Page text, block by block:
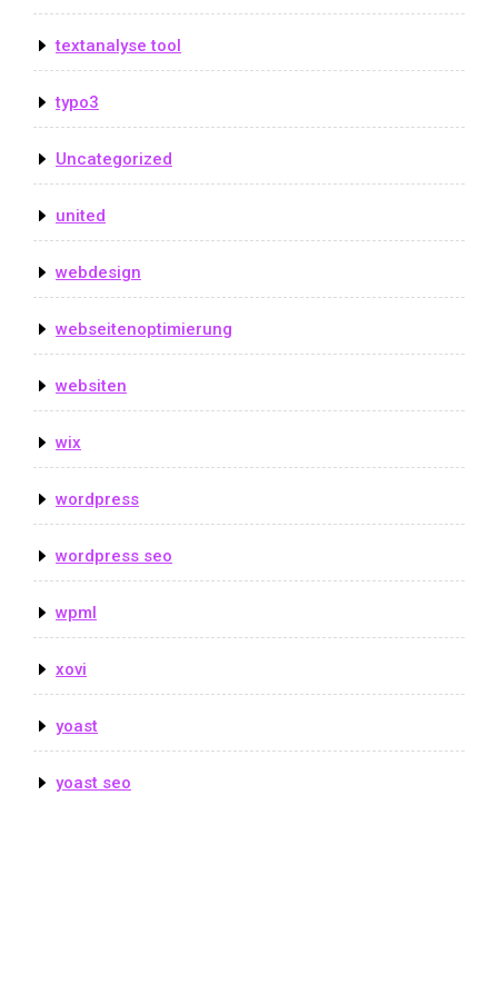
textanalyse tool
typo3
Uncategorized
united
webdesign
webseitenoptimierung
websiten
wix
wordpress
wordpress seo
wpml
xovi
yoast
yoast seo